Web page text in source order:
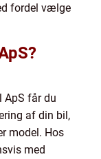
fordel vælge
ApS får du
af din bil,
model. Hos
med